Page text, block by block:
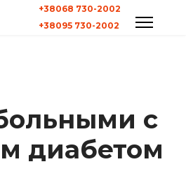
+38068 730-2002
+38095 730-2002
с
диабетом